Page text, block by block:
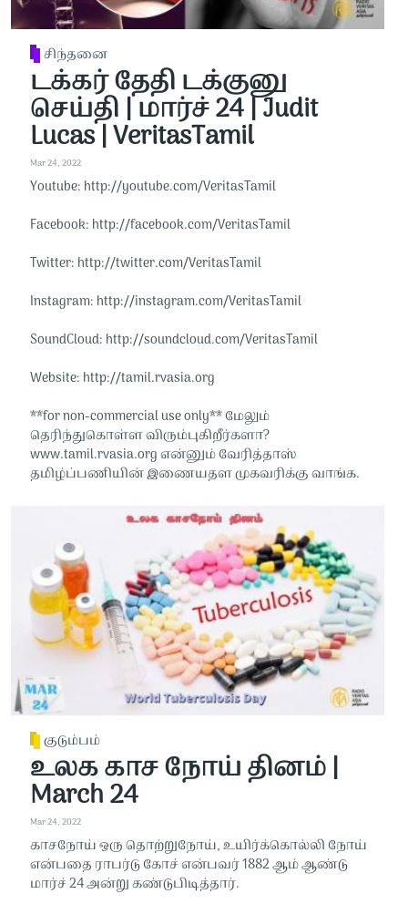
சிந்தனை
டக்கர் தேதி டக்குனு
செய்தி | மார்ச் 24 | Judit
Lucas | VeritasTamil
Mar 24, 2022
Youtube: http://youtube.com/VeritasTamil​​
Facebook: http://facebook.com/VeritasTamil​​
Twitter: http://twitter.com/VeritasTamil​​
Instagram: http://instagram.com/VeritasTamil​​
SoundCloud: http://soundcloud.com/VeritasTamil​​
Website: http://tamil.rvasia.org​​
**for non-commercial use only** மேலும்
தெரிந்துகொள்ள விரும்புகிறீர்களா?
www.tamil.rvasia.org என்னும் வேரித்தாஸ்
தமிழ்ப்பணியின் இணையதள முகவரிக்கு வாங்க.
குடும்பம்
உலக காச நோய் தினம் |
March 24
Mar 24, 2022
காசநோய் ஒரு தொற்றுநோய், உயிர்க்கொல்லி நோய்
என்பதை ராபர்டு கோச் என்பவர் 1882 ஆம் ஆண்டு
மார்ச் 24 அன்று கண்டுபிடித்தார்.